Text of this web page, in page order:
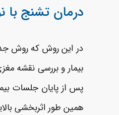
درمان تشنج با
در این روش که روش
بیمار و بررسی نقشه
پس از پایان جلسات
همین طور اثربخشی